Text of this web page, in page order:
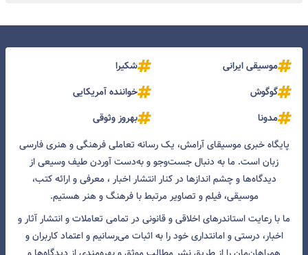
موسیقی ایرانی
شکیرا
گوگوش
خواننده آمریکایی
مدونا
بهروز وثوقی
پایگاه خبری موسیقای آرامش، یک رسانه تعاملی فرهنگی و هنری فارسی
زبان است. ما به دنبال جست‌و‌جو و به‌دست آوردن طیف وسیعی از
دیدگاه‌ها و چشم انداز‌ها در کنار انتشار اخبار ، معرفی و ارائه کتب،
موسیقی، فیلم و تصاویر مرتبط با فرهنگ و هنر هستیم.
ما با رعایت استاندرهای اخلاقی و قانونی در تمامی تعاملات و انتشار آثار و
اخبار، درستی و امانتداری خود را به اثبات می‌رسانیم و اعتماد کاربران و